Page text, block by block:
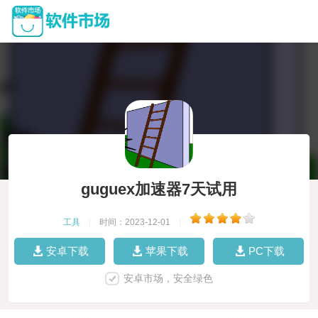
guguex加速器7天试用
工具 时间：2023-12-01
安卓下载 苹果下载 PC下载
安卓市场，安全绿色